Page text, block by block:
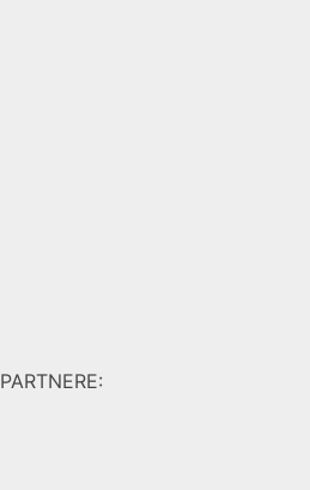
PARTNERE: